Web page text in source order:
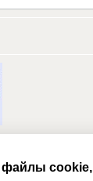
cookie,